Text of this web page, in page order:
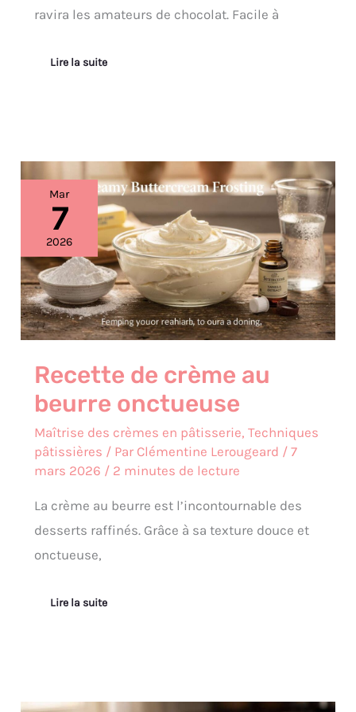
ravira les amateurs de chocolat. Facile à
Lire la suite
Mar
7
2026
Recette de crème au
beurre onctueuse
Maîtrise des crèmes en pâtisserie,Techniques
pâtissières / Par Clémentine Lerougeard /7
mars 2026 / 2 minutes de lecture
La crème au beurre est l’incontournable des
desserts raffinés. Grâce à sa texture douce et
onctueuse,
de
crème
au
beurre
onctueuse
Lire la suite